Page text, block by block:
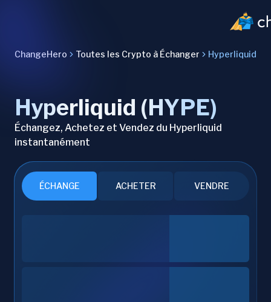
ChangeHero Toutes les Crypto à Échanger Hyperliquid
Hyperliquid (HYPE)
Échangez, Achetez et Vendez du Hyperliquid
instantanément
ÉCHANGE ACHETER VENDRE